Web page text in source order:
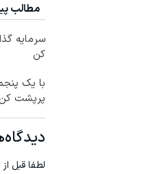
مطالب
سرمایه
کن
با یک
پرپشت
لطفا قبل